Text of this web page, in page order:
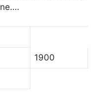
1900